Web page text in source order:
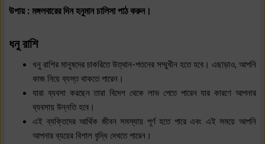
উপায় : মঙ্গলবারের দিন হনুমান চালিসা পাঠ করুন।
ধনু রাশি
ধনু রাশির মানুষদের চাকরিতে উত্থান-পতনের সম্মুখীন হতে হবে। এছাড়াও, আপনি
কাজ নিয়ে ব্যস্ত থাকতে পারেন।
যারা ব্যবসা করছেন তারা বিদেশ থেকে লাভ পেতে পারেন যার কারণে আপনার
ব্যবসায় উন্নতি হবে।
এই ব্যক্তিদের আর্থিক জীবন সমস্যায় পূর্ণ হতে পারে এবং এই সময়ে আপনি
আপনার ব্যয়ের বিশাল বৃদ্ধি দেখতে পারেন।